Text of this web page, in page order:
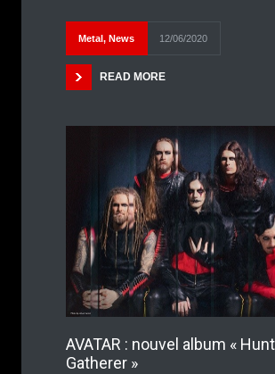
Metal, News 12/06/2020
READ MORE
AVATAR : nouvel album «
Gatherer »